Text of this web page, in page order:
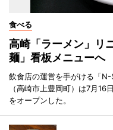
食べる
高崎「ラーメン」リ
麺」看板メニューへ
飲食店の運営を手がける「
（高崎市上豊岡町）は7月16
をオープンした。